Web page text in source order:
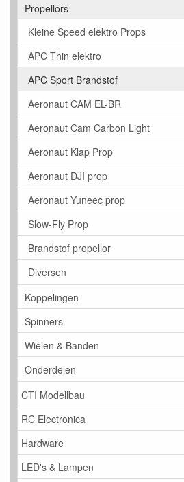
Propellors
Kleine Speed elektro Props
APC Thin elektro
APC Sport Brandstof
Aeronaut CAM EL-BR
Aeronaut Cam Carbon Light
Aeronaut Klap Prop
Aeronaut DJI prop
Aeronaut Yuneec prop
Slow-Fly Prop
Brandstof propellor
Diversen
Koppelingen
Spinners
Wielen & Banden
Onderdelen
CTI Modellbau
RC Electronica
Hardware
LED's & Lampen